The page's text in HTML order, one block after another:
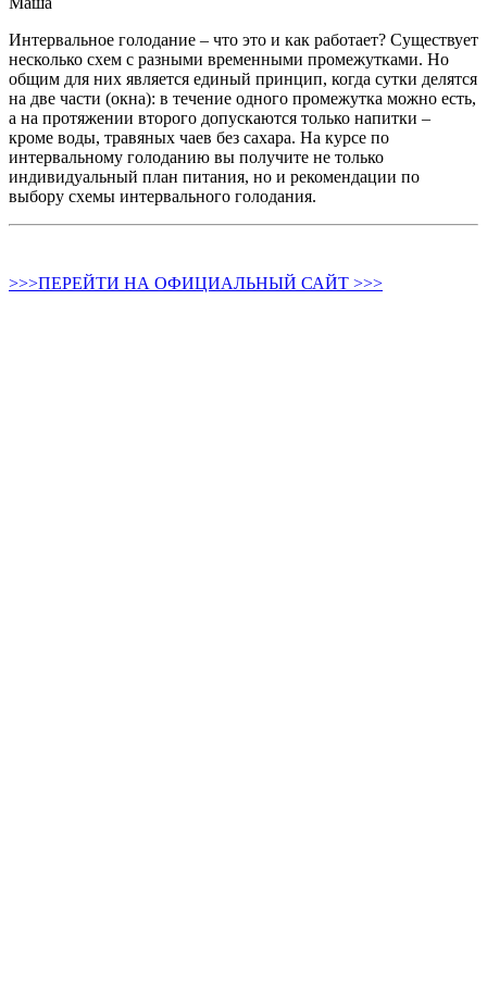
Интервальное голодание – что это и как работает? Существует
несколько схем с разными временными промежутками. Но
общим для них является единый принцип, когда сутки делятся
на две части (окна): в течение одного промежутка можно есть,
а на протяжении второго допускаются только напитки –
кроме воды, травяных чаев без сахара. На курсе по
интервальному голоданию вы получите не только
индивидуальный план питания, но и рекомендации по
выбору схемы интервального голодания.
>>>ПЕРЕЙТИ НА ОФИЦИАЛЬНЫЙ САЙТ >>>